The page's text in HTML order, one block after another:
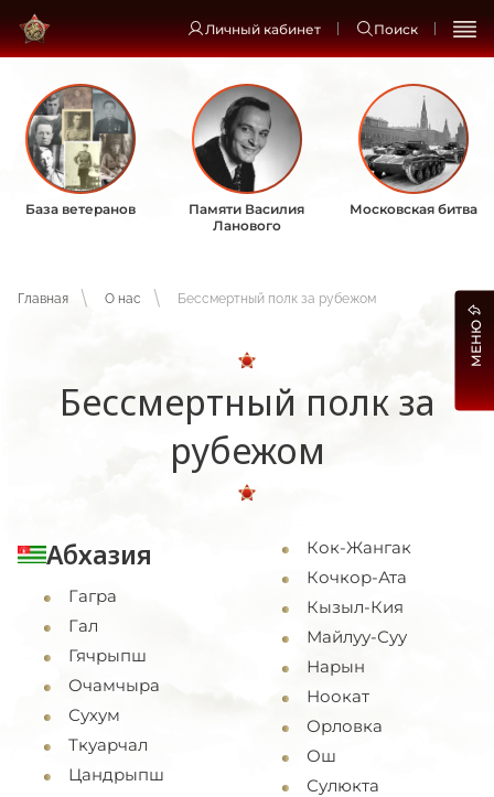
Личный кабинет Поиск
База ветеранов
Памяти Василия
Ланового
Московская битва
Главная О нас Бессмертный полк за рубежом
Бессмертный полк за
рубежом
Абхазия
Гагра
Гал
Гячрыпш
Очамчыра
Сухум
Ткуарчал
Цандрыпш
Кок-Жангак
Кочкор-Ата
Кызыл-Кия
Майлуу-Суу
Нарын
Ноокат
Орловка
Ош
Сулюкта
МЕНЮ